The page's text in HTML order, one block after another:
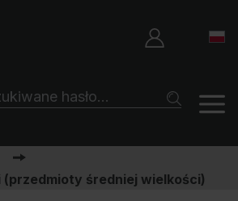
średniej wielkości)